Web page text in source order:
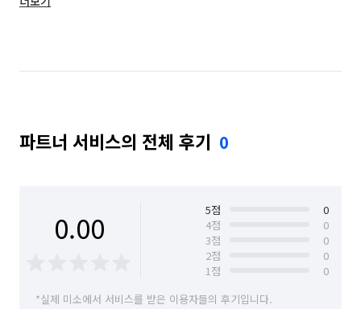
경기 시흥시
경기 안양시 동안구 경기 안양시 만안구
경기 용인시 수지구 경기 의왕시
경기 화성시 만세구
경기 화성시 병점구
파트너 서비스의 전체 후기 0
0.00 5점
0
4점
0
3점
0
2점
0
1점
0
*실제 미소에서 서비스를 받은 이용자들의 후기입니다.